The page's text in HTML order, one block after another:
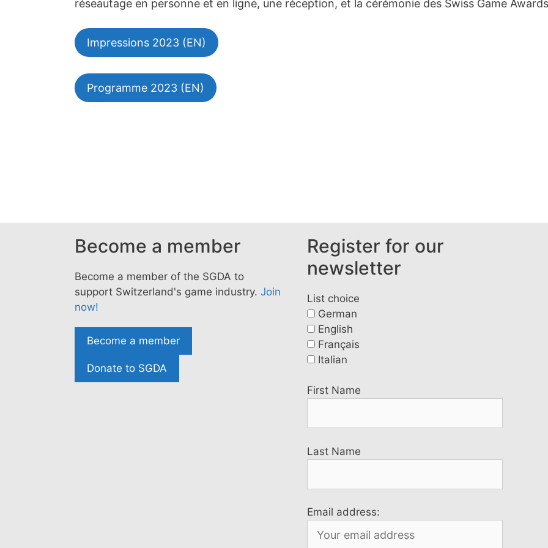
réseautage en personne et en ligne, une réception, et la cérémonie des Swiss Game
Impressions 2023 (EN)
Programme 2023 (EN)
Become a member
Become a member of the SGDA to
support Switzerland's game industry. Join
now!
Become a member
Donate to SGDA
Register for our
newsletter
List choice
German
English
Français
Italian
First Name
Last Name
Email address: